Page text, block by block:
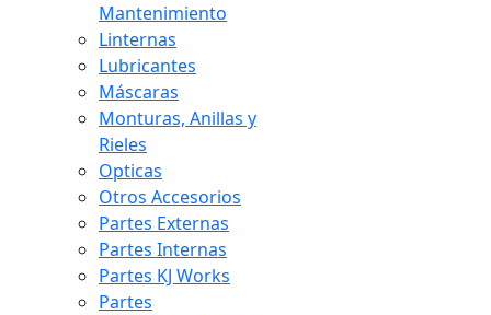
Mantenimiento
Linternas
Lubricantes
Máscaras
Monturas, Anillas y
Rieles
Opticas
Otros Accesorios
Partes Externas
Partes Internas
Partes KJ Works
Partes